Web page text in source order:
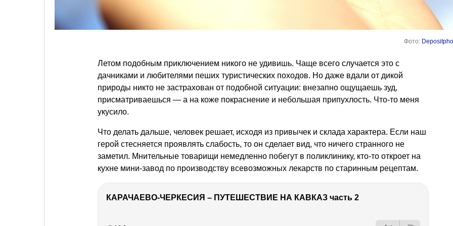
Фото:
Летом подобным приключением никого не удивишь. Чаще всего случается это с
дачниками и любителями пеших туристических походов. Но даже вдали от дикой
природы никто не застрахован от подобной ситуации: внезапно ощущаешь зуд,
присматриваешься — а на коже покраснение и небольшая припухлость. Что-то меня
укусило.
Что делать дальше, человек решает, исходя из привычек и склада характера. Если наш
герой стесняется проявлять слабость, то он сделает вид, что ничего странного не
заметил. Мнительные товарищи немедленно побегут в поликлинику, кто-то откроет на
кухне мини-завод по производству всевозможных лекарств по старинным рецептам.
КАРАЧАЕВО-ЧЕРКЕСИЯ – ПУТЕШЕСТВИЕ НА КАВКАЗ часть 2